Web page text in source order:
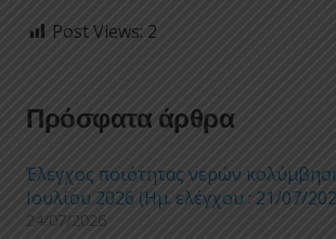
Post Views: 2
Πρόσφατα άρθρα
Έλεγχος ποιότητας νερών
Ιουλίου 2026 (Ημ. ελέγχου : 21/07/
24/07/2026